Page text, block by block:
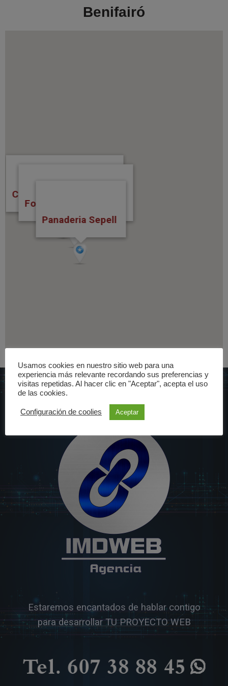
Benifairó
Fontanería J. Salvador
Crist. Cerraj. Mansanet
Panaderia Sepell
Estaremos encantados de hablar contigo
para desarrollar TU PROYECTO WEB
Usamos cookies en nuestro sitio web para una
experiencia más relevante recordando sus preferencias y
visitas repetidas. Al hacer clic en "Aceptar", acepta el uso
de las cookies.
Configuración de coolies Aceptar